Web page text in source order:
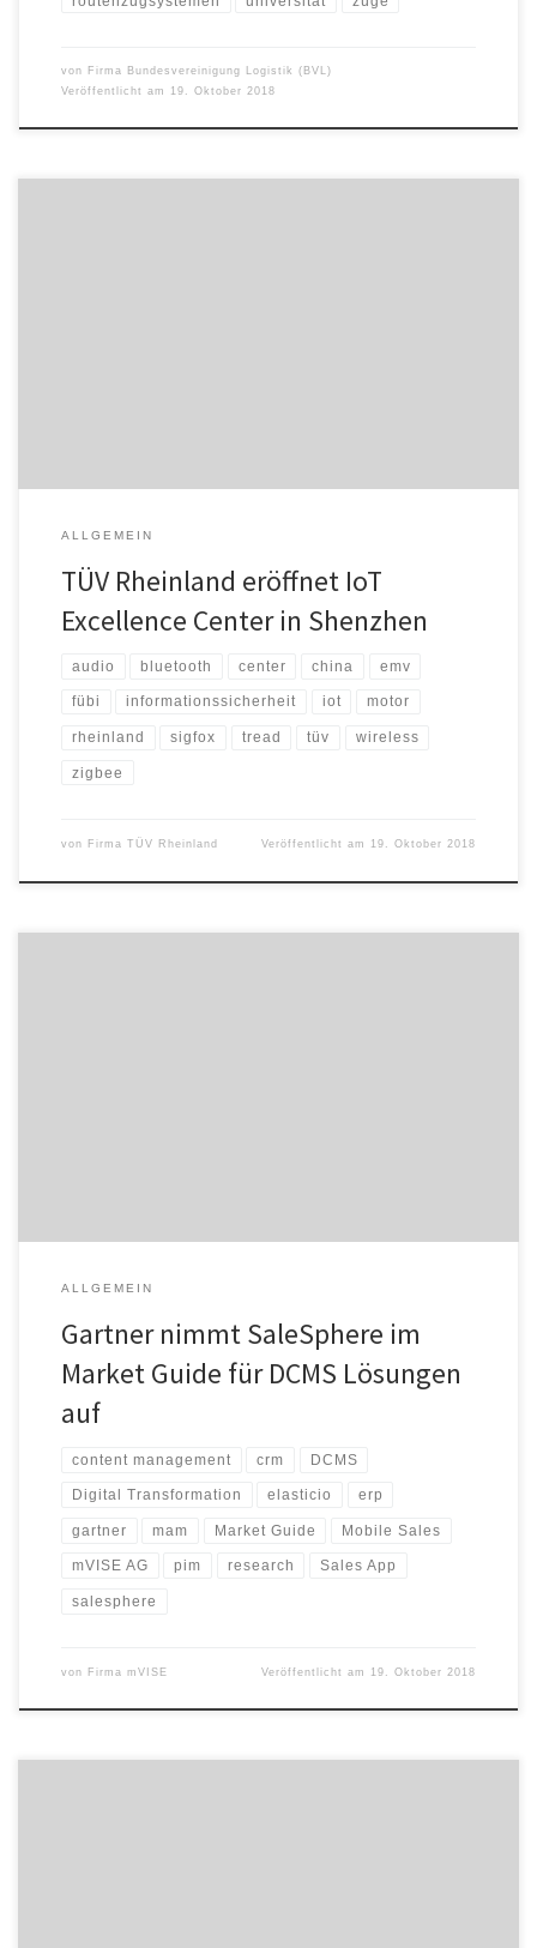
von Firma Bundesvereinigung Logistik (BVL)
Veröffentlicht am
19. Oktober 2018
ALLGEMEIN
TÜV Rheinland eröffnet IoT
Excellence Center in Shenzhen
audio bluetooth center china emv
fübi informationssicherheit iot motor
rheinland sigfox tread tüv wireless
zigbee
von Firma TÜV Rheinland Veröffentlicht am 19. Oktober 2018
ALLGEMEIN
Gartner nimmt SaleSphere im
Market Guide für DCMS Lösungen
auf
content management crm DCMS
Digital Transformation elasticio erp
gartner mam Market Guide Mobile Sales
mVISE AG pim research Sales App
salesphere
von Firma mVISE Veröffentlicht am 19. Oktober 2018